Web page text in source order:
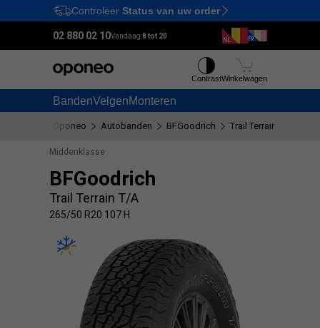
Ctrl M
Controleer Status van uw order
02 880 02 10Vandaag:8 tot 20
BandenVelgenMonteren
ContrastWinkelwagen
Oponeo Autobanden BFGoodrich Trail Terrain T/A
Middenklasse
BFGoodrich
Trail Terrain T/A
265/50 R20 107 H